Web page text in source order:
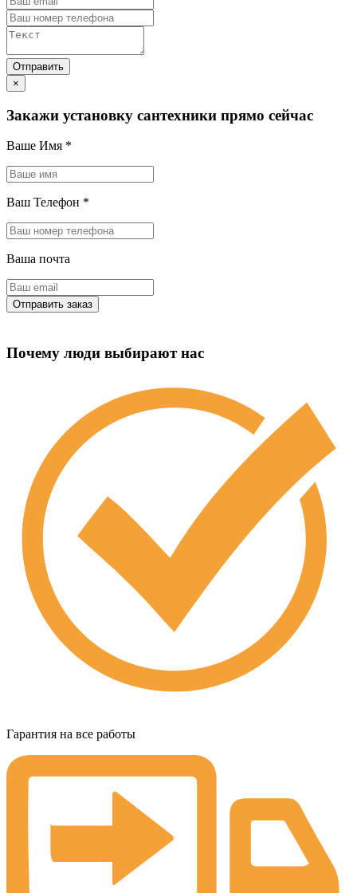
×
Закажи установку сантехники прямо сейчас
Ваше Имя *
Ваш Телефон *
Ваша почта
Почему люди выбирают нас
Гарантия на все работы